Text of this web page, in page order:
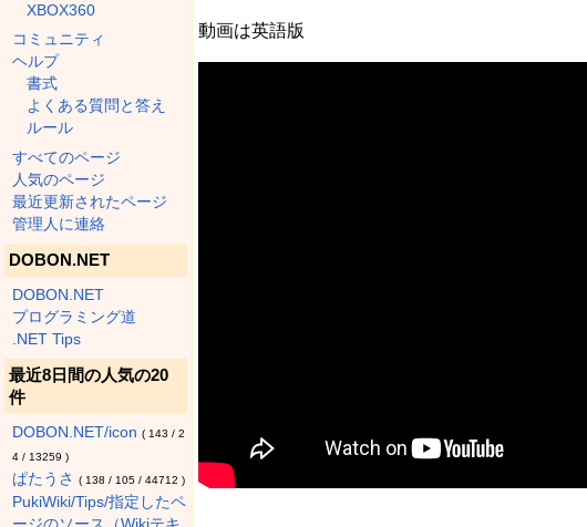
XBOX360
コミュニティ
ヘルプ
書式
よくある質問と答え
ルール
すべてのページ
人気のページ
最近更新されたページ
管理人に連絡
DOBON.NET
DOBON.NET
プログラミング道
.NET Tips
最近8日間の人気の20
件
DOBON.NET/icon ( 143 / 2
4/ 13259 )
ぱたうさ ( 138 / 105/ 44712 )
PukiWiki/Tips/指定したペ
動画は英語版